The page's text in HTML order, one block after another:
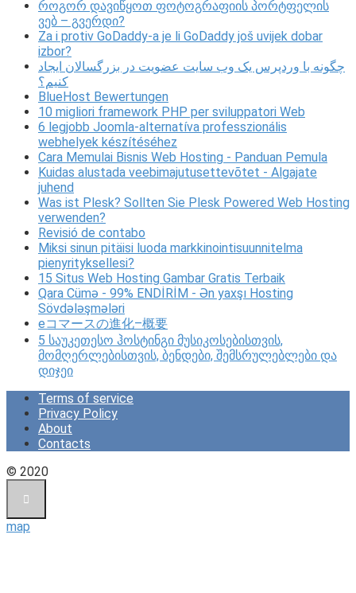
როგორ დავიწყოთ ფოტოგრაფიის პორტფელის
ვებ – გვერდი?
Za i protiv GoDaddy-a je li GoDaddy još uvijek dobar
izbor?
چگونه با وردپرس یک وب سایت عضویت در بزرگسالان ایجاد
کنیم؟
BlueHost Bewertungen
10 migliori framework PHP per sviluppatori Web
6 legjobb Joomla-alternatíva professzionális
webhelyek készítéséhez
Cara Memulai Bisnis Web Hosting - Panduan Pemula
Kuidas alustada veebimajutusettevõtet - Algajate
juhend
Was ist Plesk? Sollten Sie Plesk Powered Web Hosting
verwenden?
Revisió de contabo
Miksi sinun pitäisi luoda markkinointisuunnitelma
pienyrityksellesi?
15 Situs Web Hosting Gambar Gratis Terbaik
Qara Cümə - 99% ENDİRİM - Ən yaxşı Hosting
Sövdələşmələri
eコマースの進化–概要
5 საუკეთესო ჰოსტინგი მუსიკოსებისთვის,
მომღერლებისთვის, ბენდები, შემსრულებლები და
დიჯეი
Terms of service
Privacy Policy
About
Contacts
© 2020
map